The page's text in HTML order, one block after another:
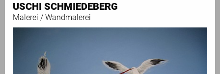
USCHI SCHMIEDEBERG
Malerei / Wandmalerei